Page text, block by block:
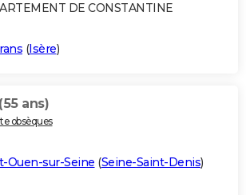
DE CONSTANTINE
(Isère)
(55 ans)
obsèques
Ouen-sur-Seine (Seine-Saint-Denis)